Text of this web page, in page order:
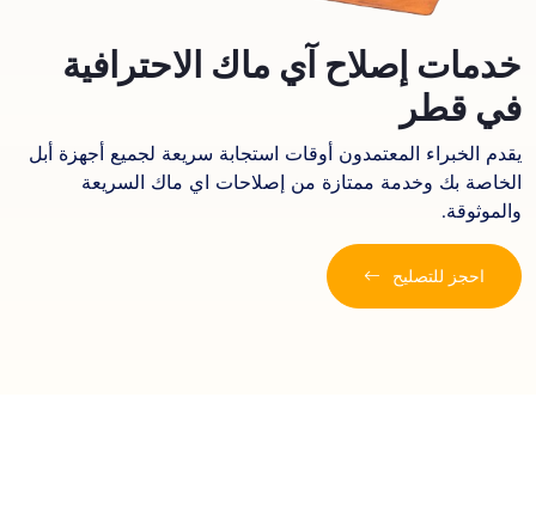
خدمات إصلاح آي ماك الاحترافية
في قطر
يقدم الخبراء المعتمدون أوقات استجابة سريعة لجميع أجهزة أبل
الخاصة بك وخدمة ممتازة من إصلاحات اي ماك السريعة
والموثوقة.
احجز للتصليح